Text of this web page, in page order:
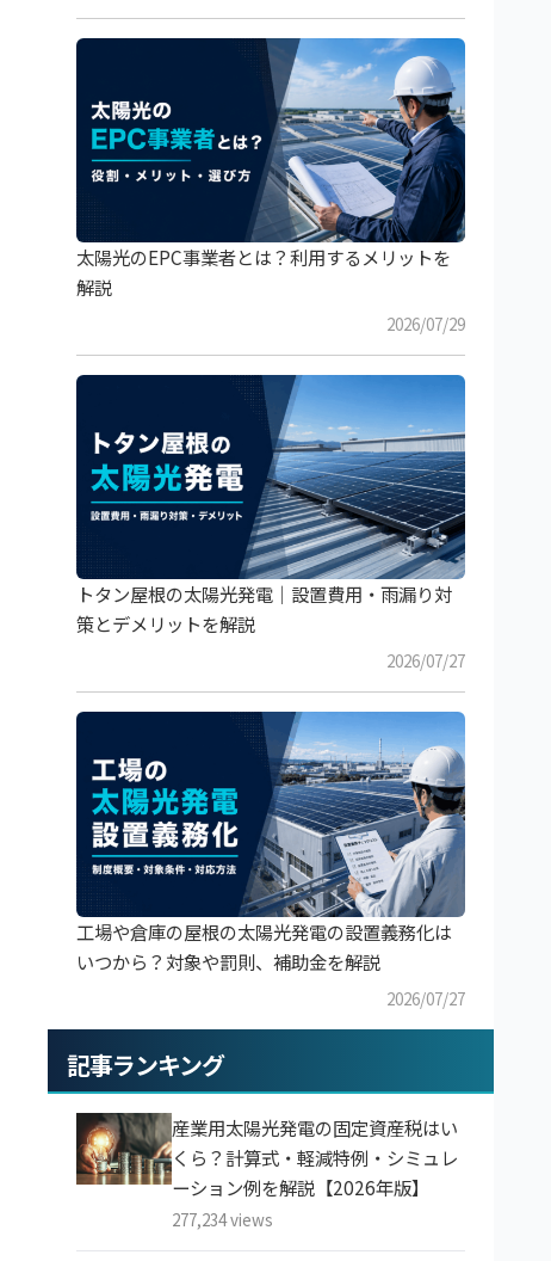
太陽光のEPC事業者とは？利用するメリットを
解説
2026/07/29
トタン屋根の太陽光発電｜設置費用・雨漏り対
策とデメリットを解説
2026/07/27
工場や倉庫の屋根の太陽光発電の設置義務化は
いつから？対象や罰則、補助金を解説
2026/07/27
記事ランキング
産業用太陽光発電の固定資産税はい
くら？計算式・軽減特例・シミュレ
ーション例を解説【2026年版】
277,234 views